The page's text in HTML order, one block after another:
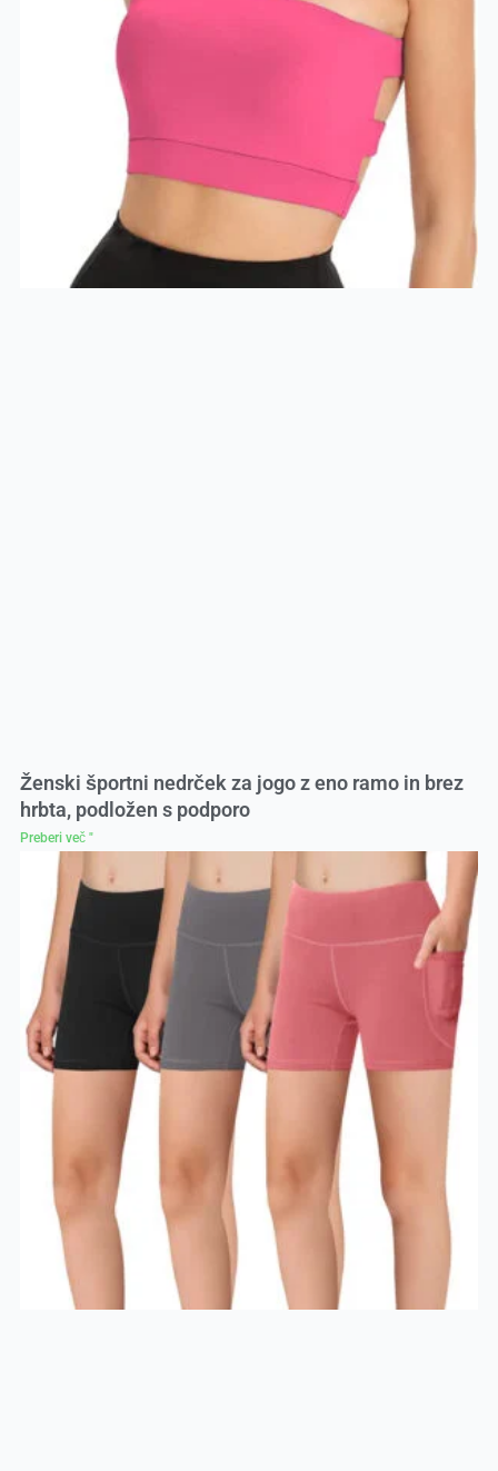
Ženski športni nedrček za jogo z eno ramo in brez
hrbta, podložen s podporo
Preberi več "